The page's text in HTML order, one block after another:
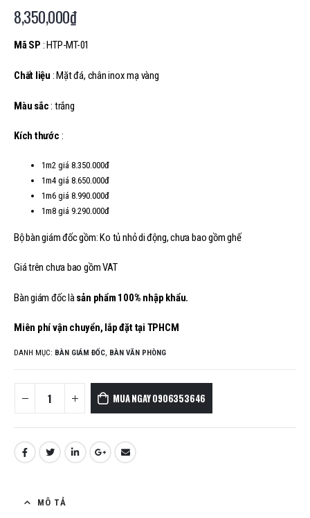
8,350,000₫
Mã SP : HTP-MT-01
Chất liệu : Mặt đá, chân inox mạ vàng
Màu sắc: trắng
Kích thước :
1m2 giá 8.350.000đ
1m4 giá 8.650.000đ
1m6 giá 8.990.000đ
1m8 giá 9.290.000đ
Bộ bàn giám đốc gồm: Ko tủ nhỏ di động, chưa bao gồm ghế
Giá trên chưa bao gồm VAT
Bàn giám đốc làsản phẩm 100% nhập khẩu.
Miên phí vận chuyển, lắp đặt tại TPHCM
DANH MỤC: BÀN GIÁM ĐỐC, BÀN VĂN PHÒNG
MUA NGAY 0906353646
MÔ TẢ